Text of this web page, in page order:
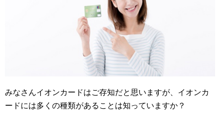
みなさんイオンカードはご存知だと思いますが、イオンカ
ードには多くの種類があることは知っていますか？